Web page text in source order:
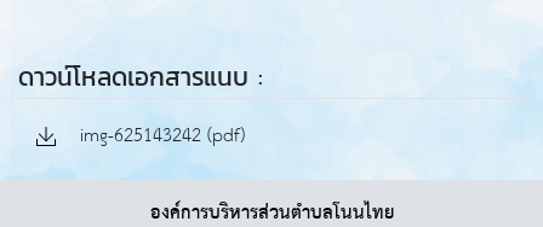
ดาวน์โหลดเอกสารแนบ :
img-625143242 (pdf)
องค์การบริหารส่วนตำบลโนนไทย